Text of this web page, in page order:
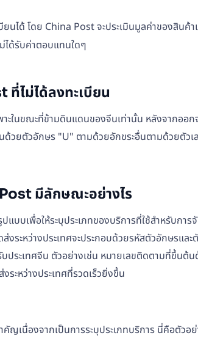
นได้ โดย China Post จะประเมินมูลค่าของสิน
ได้รับค่าตอบแทนใดๆ
ไม่ได้ลงทะเบียน
ะในขณะที่ข้ามดินแดนของจีนเท่านั้น หลังจากอ
วยตัวอักษร "U" ตามด้วยอักขระอื่นตามด้วยตั
มีลักษณะอย่างไร
บเพื่อให้ระบุประเภทของบริการที่ใช้สำหรับกา
ระหว่างประเทศจะประกอบด้วยรหัสตัวอักษรแ
ระเทศจีน ตัวอย่างเช่น หมายเลขติดตามที่ขึ้น
ระหว่างประเทศที่รวดเร็วยิ่งขึ้น
ญเนื่องจากเป็นการระบุประเภทบริการ นี่คือตัวอ